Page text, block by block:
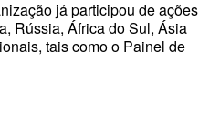
já participou de ações
Rússia, África do Sul, Ásia
tais como o Painel de